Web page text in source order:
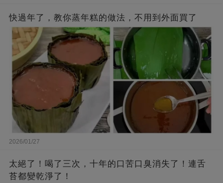
快過年了，教你蒸年糕的做法，不用到外面買了
2026/01/27
太絕了！喝了三次，十年的口苦口臭消失了！連舌
苔都變乾淨了！